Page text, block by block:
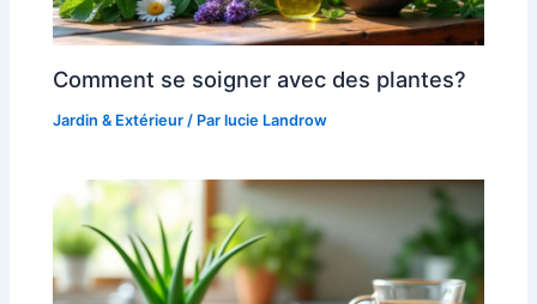
Comment se soigner avec des plantes?
Jardin & Extérieur / Parlucie Landrow